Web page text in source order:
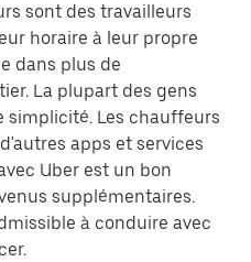
sont des travailleurs
horaire à leur propre
dans plus de
La plupart des gens
simplicité. Les chauffeurs
apps et services
Uber est un bon
supplémentaires.
à conduire avec